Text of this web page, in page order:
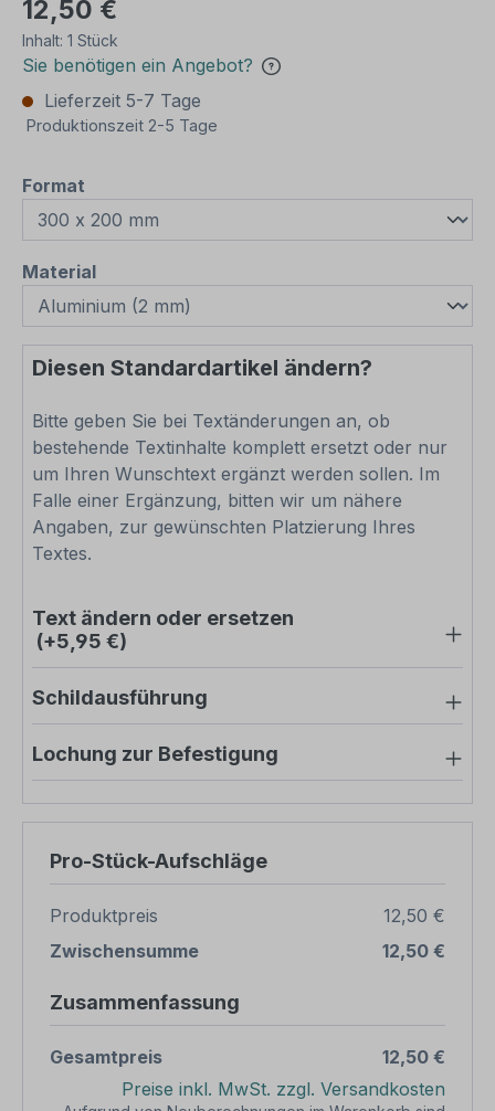
12,50 €
Inhalt: 1 Stück
Sie benötigen ein Angebot?
Lieferzeit 5-7 Tage
Produktionszeit 2-5 Tage
Format
Materialauswählen
Diesen Standardartikel ändern?
Bitte geben Sie bei Textänderungen an, ob
bestehende Textinhalte komplett ersetzt oder nur
um Ihren Wunschtext ergänzt werden sollen. Im
Falle einer Ergänzung, bitten wir um nähere
Angaben, zur gewünschten Platzierung Ihres
Textes.
Text ändern oder ersetzen
(+5,95 €)
Schildausführung
Lochung zur Befestigung
Pro-Stück-Aufschläge
Produktpreis
12,50 €
Zwischensumme
12,50 €
Zusammenfassung
Gesamtpreis
12,50 €
Preise inkl. MwSt. zzgl. Versandkosten